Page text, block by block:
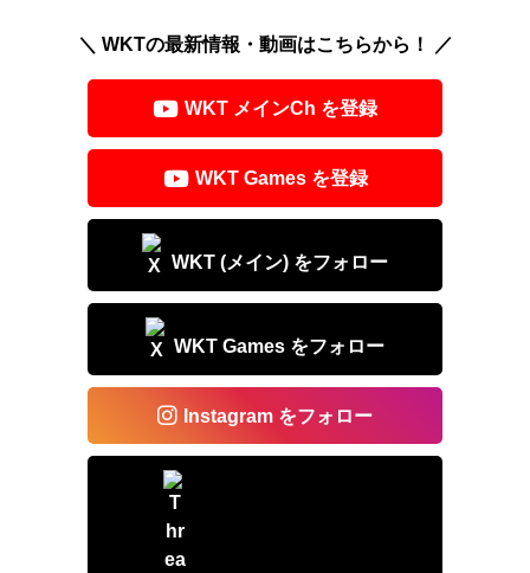
a
s
e
c
e
b
o
o
k
ail
＼ WKTの最新情報・動画はこちらから！ ／
WKT メインCh を登録
WKT Games を登録
WKT (メイン) をフォロー
WKT Games をフォロー
Instagram をフォロー